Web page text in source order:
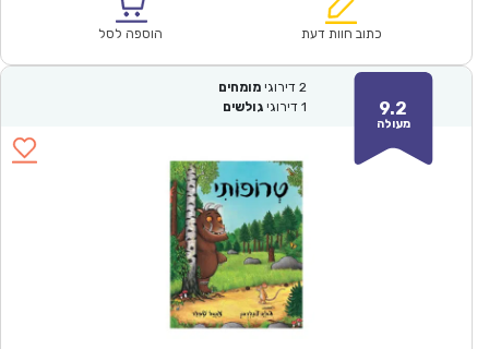
₪64.00.
הוא:
כתוב חוות דעת הוספה לסל
9.2
מעולה
2 דירוגי מומחים
1 דירוגי גולשים